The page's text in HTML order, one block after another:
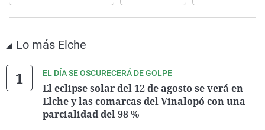
Lo más Elche
EL DÍA SE OSCURECERÁ DE GOLPE
El eclipse solar del 12 de agosto se verá en
Elche y las comarcas del Vinalopó con una
parcialidad del 98 %